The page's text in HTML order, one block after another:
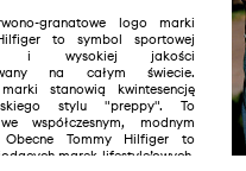
granatowe logo marki
to symbol sportowej
i wysokiej jakości
na całym świecie.
stanowią kwintesencję
stylu "preppy". To
współczesnym, modnym
Obecne Tommy Hilfiger to
marek lifestyle’owych,